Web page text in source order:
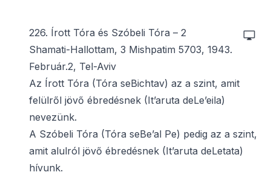
226. Írott Tóra és Szóbeli Tóra – 2
Shamati-Hallottam, 3 Mishpatim 5703, 1943.
Február.2, Tel-Aviv
Az Írott Tóra (Tóra seBichtav) az a szint, amit
felülről jövő ébredésnek (It’aruta deLe’eila)
nevezünk.
A Szóbeli Tóra (Tóra seBe’al Pe) pedig az a szint,
amit alulról jövő ébredésnek (It’aruta deLetata)
hívunk.